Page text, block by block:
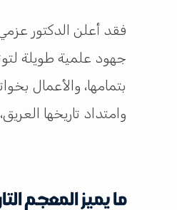
فقد أعلن الدكتور
جهود علمية طويلة
بتمامها، والأعمال
وامتداد تاريخها
ما يميز المعجم